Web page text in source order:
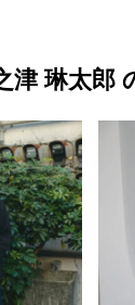
津 琳太郎